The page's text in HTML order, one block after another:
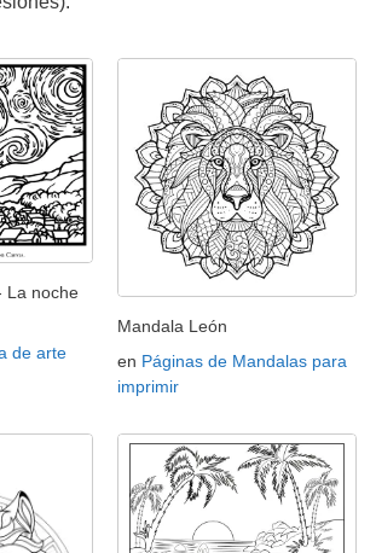
La noche
de arte
Mandala León
en Páginas de Mandalas para
imprimir